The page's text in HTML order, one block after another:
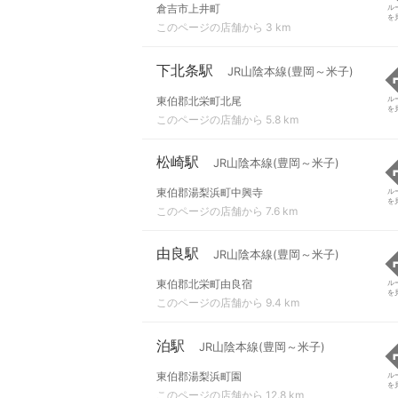
倉吉市上井町
このページの店舗から 3 km
ル
を
下北条駅 JR山陰本線(豊岡～米子)
東伯郡北栄町北尾
このページの店舗から 5.8 km
ル
を
松崎駅 JR山陰本線(豊岡～米子)
東伯郡湯梨浜町中興寺
このページの店舗から 7.6 km
ル
を
由良駅 JR山陰本線(豊岡～米子)
東伯郡北栄町由良宿
このページの店舗から 9.4 km
ル
を
泊駅 JR山陰本線(豊岡～米子)
東伯郡湯梨浜町園
このページの店舗から 12.8 km
ル
を